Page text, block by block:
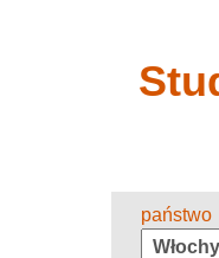
państwo